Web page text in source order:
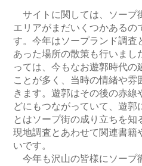
サイトに関しては、ソープ
エリアがまだいくつかあるの
す。今年はソープランド調査
あった場所の散策も行いまし
っては、今もなお遊郭時代の
ことが多く、当時の情緒や
きます。遊郭はその後の赤線
どにもつながっていて、遊郭
とはソープ街の成り立ちを知
現地調査とあわせて関連書籍
いです。
今年も沢山の皆様にソープ